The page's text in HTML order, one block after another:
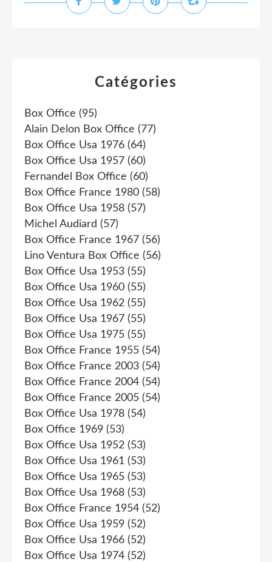
Catégories
Box Office (95)
Alain Delon Box Office (77)
Box Office Usa 1976 (64)
Box Office Usa 1957 (60)
Fernandel Box Office (60)
Box Office France 1980 (58)
Box Office Usa 1958 (57)
Michel Audiard (57)
Box Office France 1967 (56)
Lino Ventura Box Office (56)
Box Office Usa 1953 (55)
Box Office Usa 1960 (55)
Box Office Usa 1962 (55)
Box Office Usa 1967 (55)
Box Office Usa 1975 (55)
Box Office France 1955 (54)
Box Office France 2003 (54)
Box Office France 2004 (54)
Box Office France 2005 (54)
Box Office Usa 1978 (54)
Box Office 1969 (53)
Box Office Usa 1952 (53)
Box Office Usa 1961 (53)
Box Office Usa 1965 (53)
Box Office Usa 1968 (53)
Box Office France 1954 (52)
Box Office Usa 1959 (52)
Box Office Usa 1966 (52)
Box Office Usa 1974 (52)